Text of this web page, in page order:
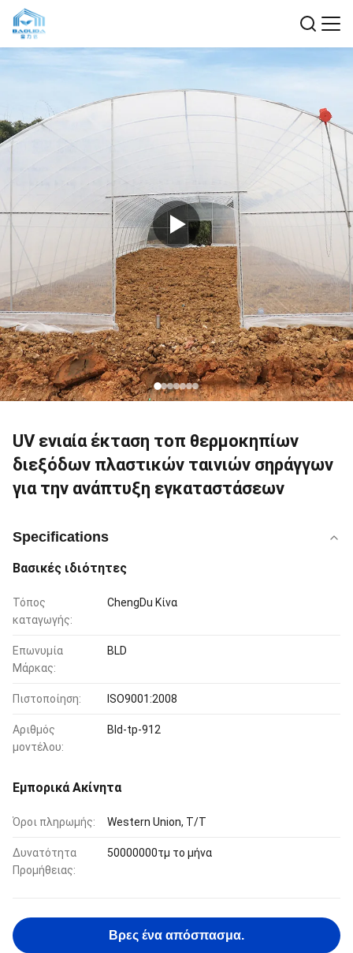
UV ενιαία έκταση τοπ θερμοκηπίων
διεξόδων πλαστικών ταινιών σηράγγων
για την ανάπτυξη εγκαταστάσεων
Specifications
Βασικές ιδιότητες
Τόπος
καταγωγής:
ChengDu Κίνα
Επωνυμία
Μάρκας:
BLD
Πιστοποίηση: ISO9001:2008
Αριθμός
μοντέλου:
Bld-tp-912
Εμπορικά Ακίνητα
Όροι πληρωμής: Western Union, T/T
Δυνατότητα
Προμήθειας:
50000000τμ το μήνα
Βρες ένα απόσπασμα.